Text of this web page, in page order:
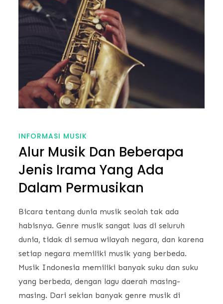
INFORMASI MUSIK
Alur Musik Dan Beberapa
Jenis Irama Yang Ada
Dalam Permusikan
Bicara tentang dunia musik seolah tak ada
habisnya. Genre musik sangat luas di seluruh
dunia, tidak di semua wilayah negara, dan karena
setiap negara memiliki musik yang berbeda.
Musik Indonesia memiliki banyak suku dan suku
yang berbeda, dengan lagu daerah masing-
masing. Dari sekian banyak genre musik di